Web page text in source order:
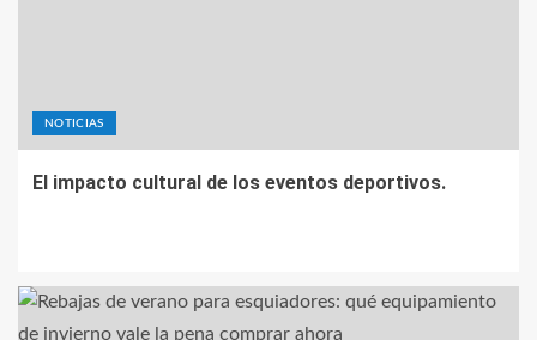
NOTICIAS
El impacto cultural de los eventos deportivos.